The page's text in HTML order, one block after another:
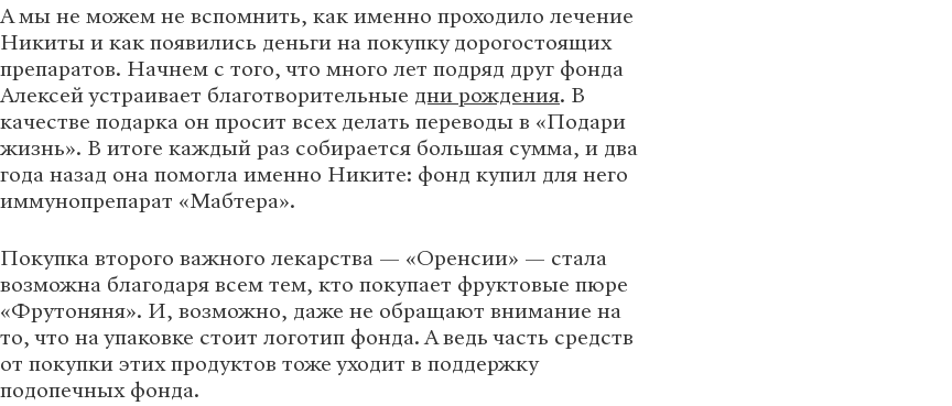
А мы не можем не вспомнить, как именно проходило лечение
Никиты и как появились деньги на покупку дорогостоящих
препаратов. Начнем с того, что много лет подряд друг фонда
Алексей устраивает благотворительные дни рождения. В
качестве подарка он просит всех делать переводы в «Подари
жизнь». В итоге каждый раз собирается большая сумма, и два
года назад она помогла именно Никите: фонд купил для него
иммунопрепарат «Мабтера».
Покупка второго важного лекарства — «Оренсии» — стала
возможна благодаря всем тем, кто покупает фруктовые пюре
«Фрутоняня». И, возможно, даже не обращают внимание на
то, что на упаковке стоит логотип фонда. А ведь часть средств
от покупки этих продуктов тоже уходит в поддержку
подопечных фонда.